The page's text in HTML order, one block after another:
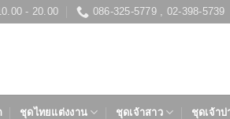
- 20.00 086-325-5779 , 02-398-5739
ชุดไทยแต่งงาน ชุดเจ้าสาว ชุดเจ้าบ่